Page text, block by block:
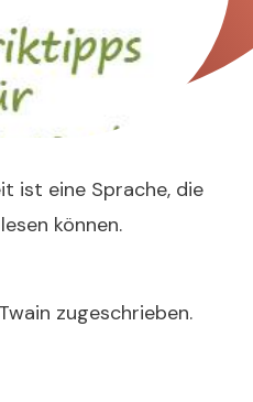
ist eine Sprache, die
können.
zugeschrieben.